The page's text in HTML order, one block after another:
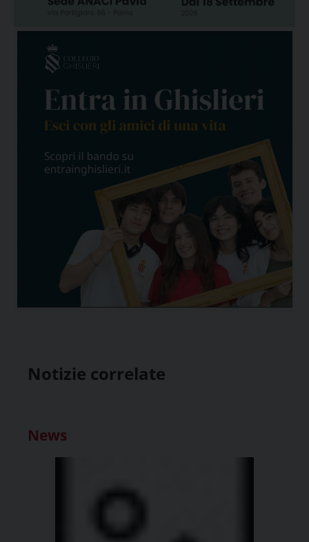
Notizie correlate
News